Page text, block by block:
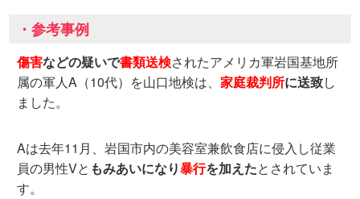
・参考事例
傷害などの疑いで書類送検されたアメリカ軍岩国基地所
属の軍人A（10代）を山口地検は、家庭裁判所に送致し
ました。
Aは去年11月、岩国市内の美容室兼飲食店に侵入し従業
員の男性Vと もみあいになり暴行を加えたとされていま
す。